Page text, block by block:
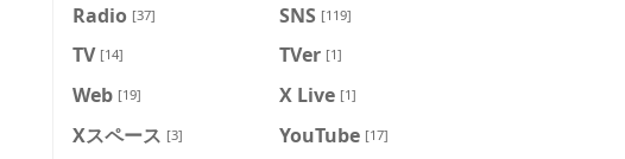
Radio [37] SNS [119]
TV [14] TVer [1]
Web [19] X Live [1]
Xスペース [3] YouTube [17]